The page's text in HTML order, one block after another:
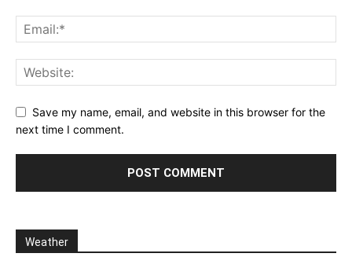
Save my name, email, and website in this browser for the
next time I comment.
Weather